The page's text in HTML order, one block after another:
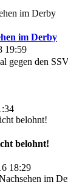
im Derby
gegen den
19:59
belohnt!
18:29